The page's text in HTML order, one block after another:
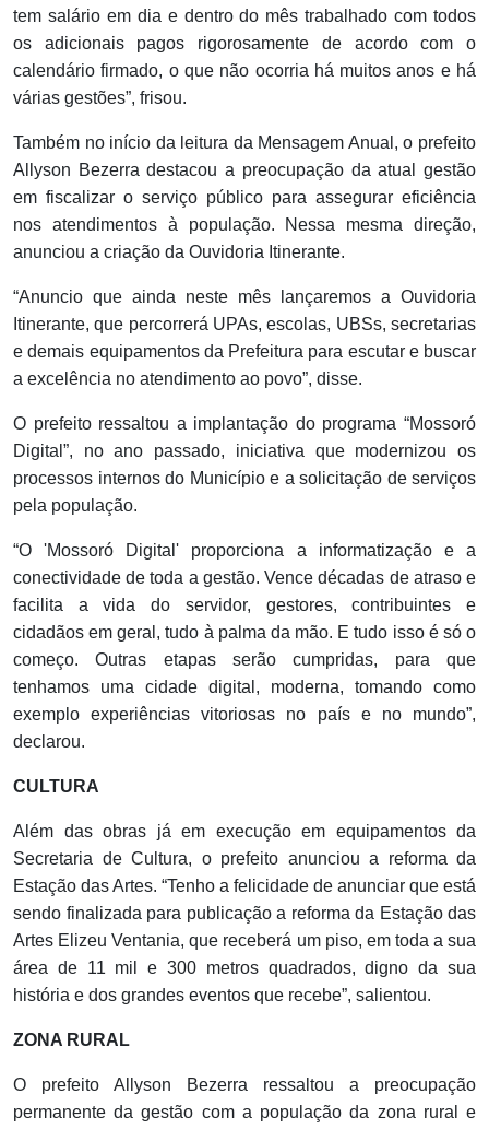
tem salário em dia e dentro do mês trabalhado com todos
os adicionais pagos rigorosamente de acordo com o
calendário firmado, o que não ocorria há muitos anos e há
várias gestões”, frisou.
Também no início da leitura da Mensagem Anual, o prefeito
Allyson Bezerra destacou a preocupação da atual gestão
em fiscalizar o serviço público para assegurar eficiência
nos atendimentos à população. Nessa mesma direção,
anunciou a criação da Ouvidoria Itinerante.
“Anuncio que ainda neste mês lançaremos a Ouvidoria
Itinerante, que percorrerá UPAs, escolas, UBSs, secretarias
e demais equipamentos da Prefeitura para escutar e buscar
a excelência no atendimento ao povo”, disse.
O prefeito ressaltou a implantação do programa “Mossoró
Digital”, no ano passado, iniciativa que modernizou os
processos internos do Município e a solicitação de serviços
pela população.
“O 'Mossoró Digital' proporciona a informatização e a
conectividade de toda a gestão. Vence décadas de atraso e
facilita a vida do servidor, gestores, contribuintes e
cidadãos em geral, tudo à palma da mão. E tudo isso é só o
começo. Outras etapas serão cumpridas, para que
tenhamos uma cidade digital, moderna, tomando como
exemplo experiências vitoriosas no país e no mundo”,
declarou.
CULTURA
Além das obras já em execução em equipamentos da
Secretaria de Cultura, o prefeito anunciou a reforma da
Estação das Artes. “Tenho a felicidade de anunciar que está
sendo finalizada para publicação a reforma da Estação das
Artes Elizeu Ventania, que receberá um piso, em toda a sua
área de 11 mil e 300 metros quadrados, digno da sua
história e dos grandes eventos que recebe”, salientou.
ZONA RURAL
O prefeito Allyson Bezerra ressaltou a preocupação
permanente da gestão com a população da zona rural e